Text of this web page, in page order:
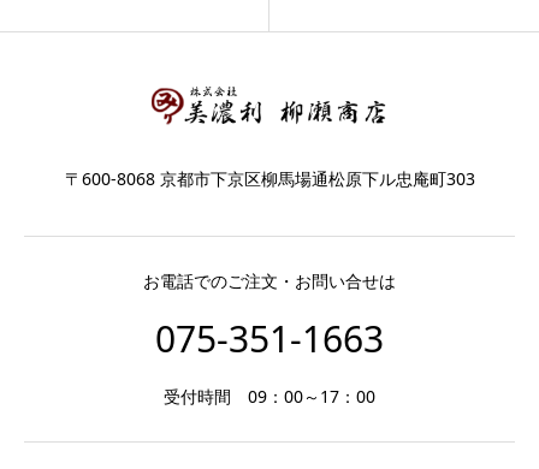
〒600-8068 京都市下京区柳馬場通松原下ル忠庵町303
お電話でのご注文・お問い合せは
075-351-1663
受付時間 09：00～17：00